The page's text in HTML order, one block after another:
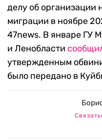
делу об организации
миграции в ноябре
47news. В январе ГУ
и Ленобласти
утвержденным
было передано в